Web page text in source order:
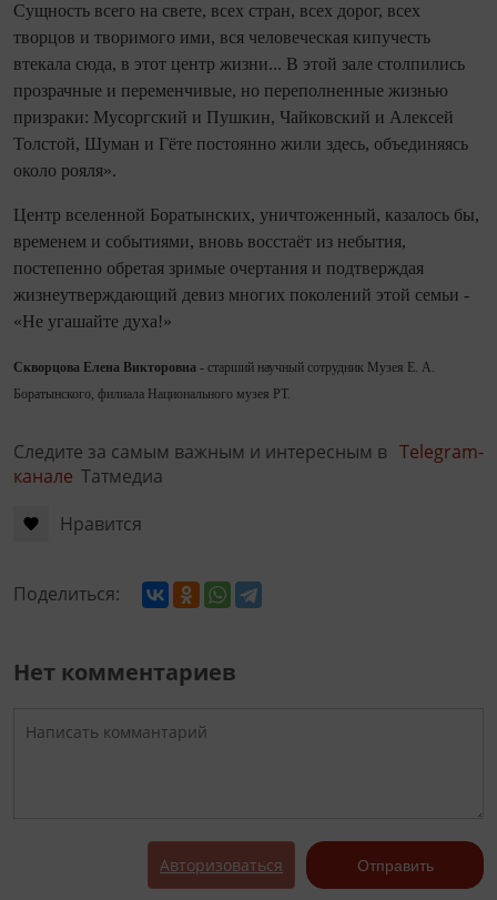
Сущность всего на свете, всех стран, всех дорог, всех
творцов и творимого ими, вся человеческая кипучесть
втекала сюда, в этот центр жизни... В этой зале столпились
прозрачные и переменчивые, но переполненные жизнью
призраки: Мусоргский и Пушкин, Чайковский и Алексей
Толстой, Шуман и Гёте постоянно жили здесь, объединяясь
около рояля».
Центр вселенной Боратынских, уничтоженный, казалось бы,
временем и событиями, вновь восстаёт из небытия,
постепенно обретая зримые очертания и подтверждая
жизнеутверждающий девиз многих поколений этой семьи -
«Не угашайте духа!»
Скворцова Елена Викторовна - старший научный сотрудник Музея Е. А.
Боратынского, филиала Национального музея РТ.
Следите за самым важным и интересным в Telegram-
канале Татмедиа
Нравится
Поделиться:
Нет комментариев
Авторизоваться Отправить